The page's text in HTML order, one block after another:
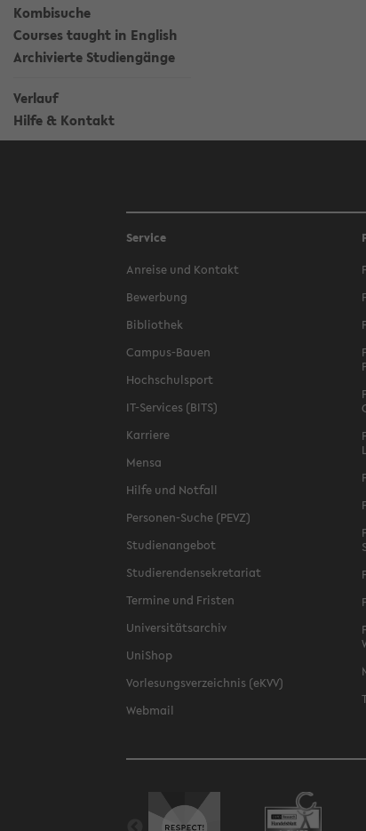
Kombisuche
Courses taught in English
Archivierte Studiengänge
Verlauf
Hilfe & Kontakt
Service
Anreise und Kontakt
Bewerbung
Bibliothek
Campus-Bauen
Hochschulsport
IT-Services (BITS)
Karriere
Mensa
Hilfe und Notfall
Personen-Suche (PEVZ)
Studienangebot
Studierendensekretariat
Termine und Fristen
Universitätsarchiv
UniShop
Vorlesungsverzeichnis (eKVV)
Webmail